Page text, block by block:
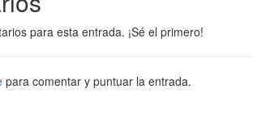
para esta entrada. ¡Sé el primero!
para comentar y puntuar la entrada.